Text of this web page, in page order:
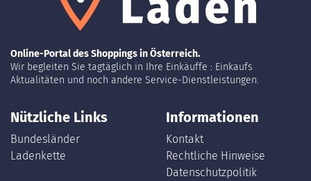
Online-Portal des Shoppings in Österreich.
Wir begleiten Sie tagtäglich in Ihre Einkäuffe : Einkaufs
Aktualitäten und noch andere Service-Dienstleistungen.
Nützliche Links
Bundesländer
Ladenkette
Informationen
Kontakt
Rechtliche Hinweise
Datenschutzpolitik